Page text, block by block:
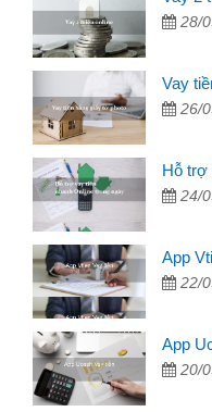
28/
Vay
26/
Hỗ trợ
24/
App
22/
App
20/